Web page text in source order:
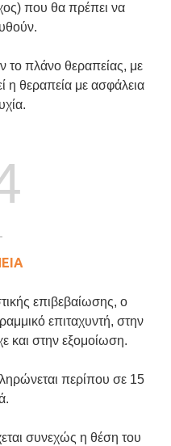
που θα πρέπει να
το πλάνο θεραπείας, με
η θεραπεία με ασφάλεια
επιβεβαίωσης, ο
επιταχυντή, στην
και στην εξομοίωση.
περίπου σε 15
συνεχώς η θέση του